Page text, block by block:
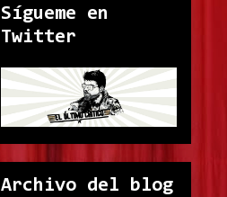
Sígueme en
Twitter
Archivo del blog